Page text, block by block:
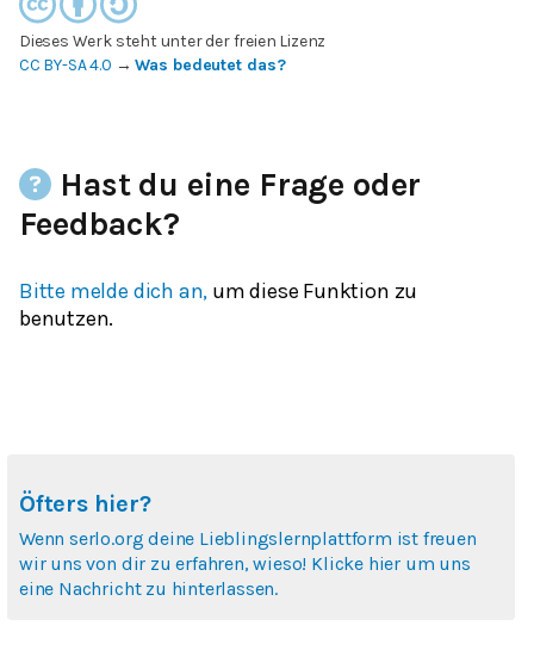
Dieses Werk steht unter der freien Lizenz
CC BY-SA 4.0 →Was bedeutet das?
Hast du eine Frage oder
Feedback?
Bitte melde dich an, um diese Funktion zu
benutzen.
Öfters hier?
Wenn serlo.org deine Lieblingslernplattform ist freuen
wir uns von dir zu erfahren, wieso! Klicke hier um uns
eine Nachricht zu hinterlassen.